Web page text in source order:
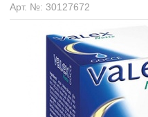
Арт. №: 30127672